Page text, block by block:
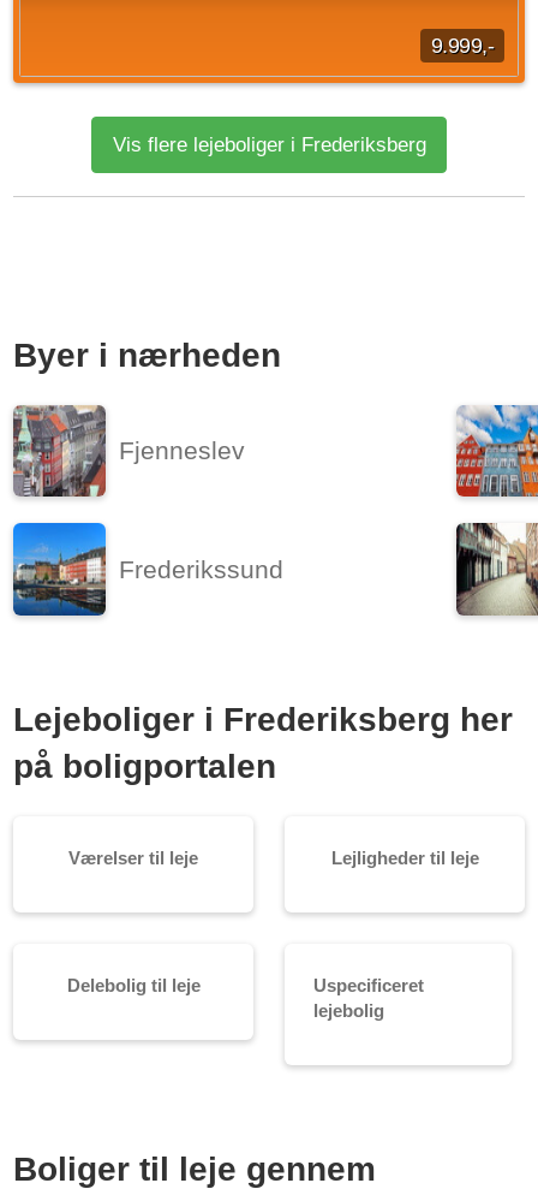
9.999,-
lejlighed installeres der et helt nyt køkken med kombi
vaske/tørremaskine, opvaskemaskine...
Kilde: Crescendo
Vis flere lejeboliger i Frederiksberg
Byer i nærheden
Fjenneslev
Frederikssund
Lejeboliger i Frederiksberg her
på boligportalen
Værelser til leje Lejligheder til leje
Delebolig til leje
Uspecificeret
lejebolig
Boliger til leje gennem